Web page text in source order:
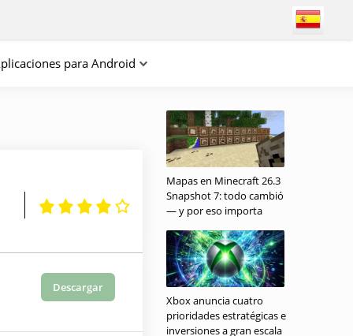
para Android
Descargar
Mapas en Minecraft 26.3
Snapshot 7: todo cambió
— y por eso importa
Xbox anuncia cuatro
prioridades estratégicas e
inversiones a gran escala